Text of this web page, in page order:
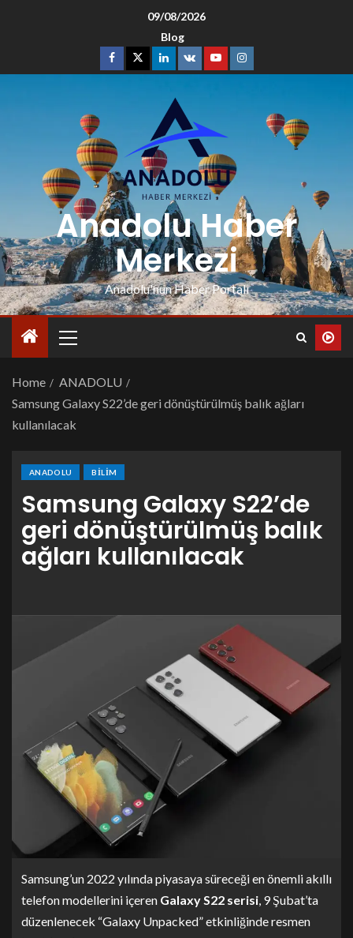
09/08/2026
Blog
Anadolu Haber
Merkezi
Anadolu'nun Haber Portalı
Home
ANADOLU
Samsung Galaxy S22’de geri dönüştürülmüş balık ağları
kullanılacak
ANADOLU BILIM
Samsung Galaxy S22’de
geri dönüştürülmüş balık
ağları kullanılacak
Samsung’un 2022 yılında piyasaya süreceği en önemli akıllı
telefon modellerini içeren Galaxy S22 serisi, 9 Şubat’ta
düzenlenecek “Galaxy Unpacked” etkinliğinde resmen